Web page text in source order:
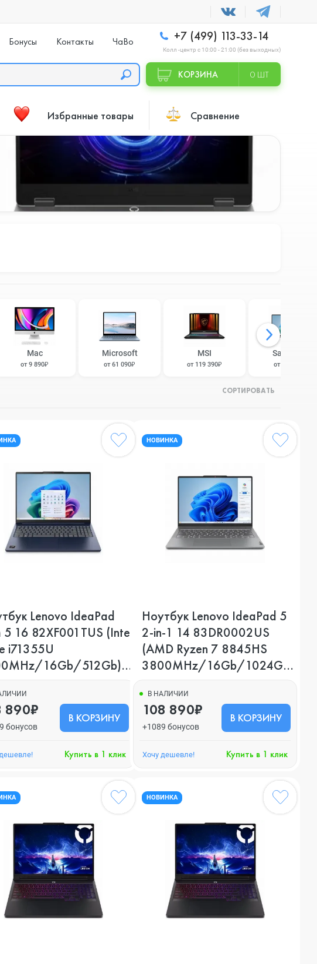
Бонусы Контакты ЧаВо +7 (499) 113-33-14
Колл -центр с 10:00 - 21:00 (без выходных)
КОРЗИНА 0 ШТ
Избранные товары Сравнение
Mac
от 9 890₽
Microsoft
от 61 090₽
MSI
от 119 390₽
Samsung
от 99 590₽
СОРТИРОВАТЬ
Lenovo IdeaPad
5 16 82XF001TUS (Intel
i71355U
16Gb/512Gb),
890₽
бонусов
В КОРЗИНУ
Купить в 1 клик
НОВИНКА
Ноутбук Lenovo IdeaPad 5
2-in-1 14 83DR0002US
(AMD Ryzen 7 8845HS
3800MHz/16Gb/1024Gb),
В НАЛИЧИИ
108 890₽
+1089 бонусов
В КОРЗИНУ
Хочу дешевле! Купить в 1 клик
НОВИНКА